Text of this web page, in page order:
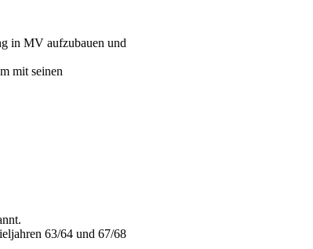
in MV aufzubauen und
mit seinen
63/64 und 67/68